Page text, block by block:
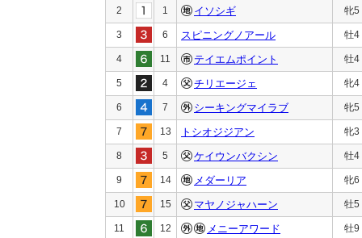
2 1 イソシギ 牝5
3 6 スピニングノアール 牡4
4 11 テイエムポイント 牡4
5 4 チリエージェ 牝4
6 7 シーキングマイラブ 牝5
7 13 トシオジジアン 牝3
8 5 ケイウンバクシン 牡4
9 14 メダーリア 牝6
10 15 マヤノジャハーン 牡5
11 12 メニーアワード 牡9